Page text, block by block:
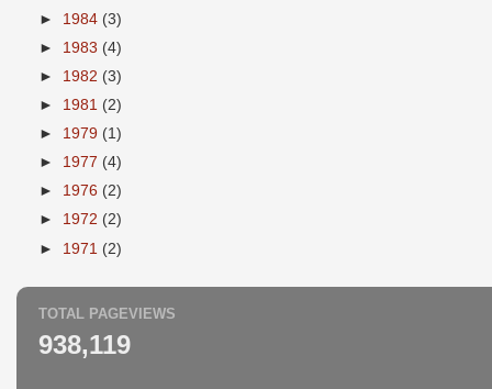
► 1984 (3)
► 1983 (4)
► 1982 (3)
► 1981 (2)
► 1979 (1)
► 1977 (4)
► 1976 (2)
► 1972 (2)
► 1971 (2)
TOTAL PAGEVIEWS
938,119